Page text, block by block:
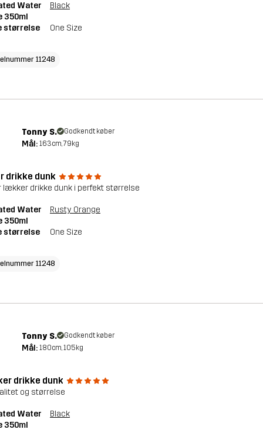
Water
350ml
Black
størrelse One Size
11248
Tonny S. Godkendt køber
Mål: 163cm, 79kg
drikke dunk
lækker drikke dunk i perfekt størrelse
Water
350ml
Rusty Orange
størrelse One Size
11248
Tonny S. Godkendt køber
Mål: 180cm, 105kg
drikke dunk
og størrelse
Water
350ml
Black